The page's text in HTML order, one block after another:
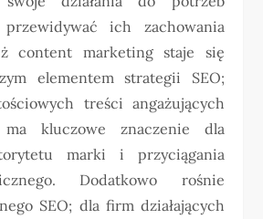
ich zachowania
content marketing staje się
elementem strategii SEO;
treści angażujących
ma kluczowe znaczenie dla
marki i przyciągania
Dodatkowo rośnie
SEO; dla firm działających